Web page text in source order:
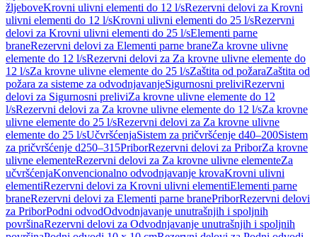
žljeboveKrovni ulivni elementi do 12 l/sRezervni delovi za Krovni
ulivni elementi do 12 l/sKrovni ulivni elementi do 25 l/sRezervni
delovi za Krovni ulivni elementi do 25 l/sElementi parne
braneRezervni delovi za Elementi parne braneZa krovne ulivne
elemente do 12 l/sRezervni delovi za Za krovne ulivne elemente do
12 l/sZa krovne ulivne elemente do 25 l/sZaštita od požaraZaštita od
požara za sisteme za odvodnjavanjeSigurnosni preliviRezervni
delovi za Sigurnosni preliviZa krovne ulivne elemente do 12
l/sRezervni delovi za Za krovne ulivne elemente do 12 l/sZa krovne
ulivne elemente do 25 l/sRezervni delovi za Za krovne ulivne
elemente do 25 l/sUčvršćenjaSistem za pričvršćenje d40–200Sistem
za pričvršćenje d250–315PriborRezervni delovi za PriborZa krovne
ulivne elementeRezervni delovi za Za krovne ulivne elementeZa
učvršćenjaKonvencionalno odvodnjavanje krovaKrovni ulivni
elementiRezervni delovi za Krovni ulivni elementiElementi parne
braneRezervni delovi za Elementi parne branePriborRezervni delovi
za PriborPodni odvodOdvodnjavanje unutrašnjih i spoljnih
površinaRezervni delovi za Odvodnjavanje unutrašnjih i spoljnih